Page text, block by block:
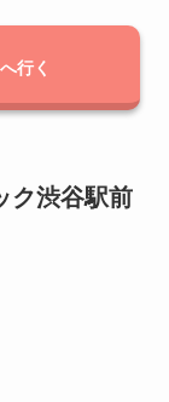
行く
ク渋谷駅前